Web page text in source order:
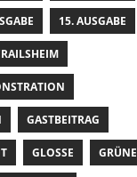
15. AUSGABE
GASTBEITRAG
GLOSSE GRÜNE